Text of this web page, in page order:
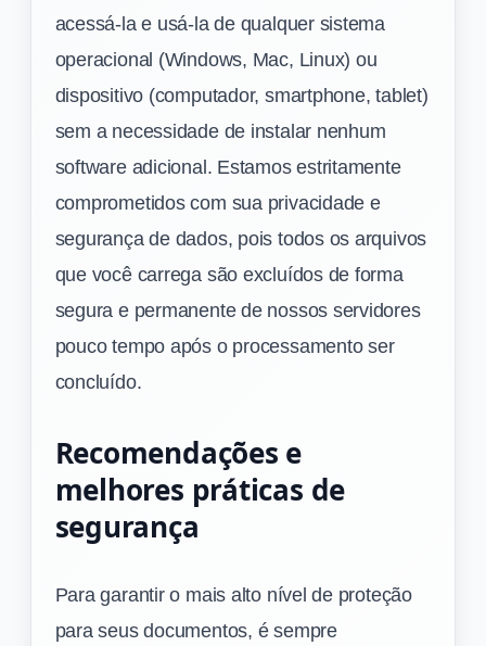
acessá-la e usá-la de qualquer sistema
operacional (Windows, Mac, Linux) ou
dispositivo (computador, smartphone, tablet)
sem a necessidade de instalar nenhum
software adicional. Estamos estritamente
comprometidos com sua privacidade e
segurança de dados, pois todos os arquivos
que você carrega são excluídos de forma
segura e permanente de nossos servidores
pouco tempo após o processamento ser
concluído.
Recomendações e
melhores práticas de
segurança
Para garantir o mais alto nível de proteção
para seus documentos, é sempre